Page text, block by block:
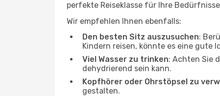
perfekte Reiseklasse für Ihre
Wir empfehlen Ihnen ebenfalls:
Den besten Sitz auszusuchen:
Kindern reisen, könnte es eine gute
Viel Wasser zu trinken: Achten Sie
dehydrierend sein kann.
Kopfhörer oder Ohrstöpsel zu
gestalten.